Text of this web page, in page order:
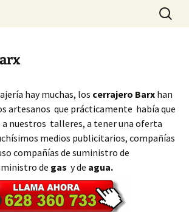
Valencia – 628 360
Buscar:
hay muchas, los cerrajero Barx han
artesanos que prácticamente había que
a nuestros talleres, a tener una oferta
medios publicitarios, compañías
compañías de suministro de
de gas y de agua.